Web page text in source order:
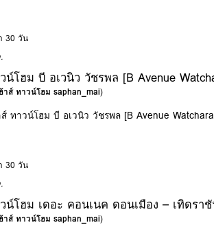
30 วัน
น์โฮม บี อเวนิว วัชรพล [B Avenue
าส์ ทาวน์โฮม saphan_mai)
ทาวน์โฮม บี อเวนิว วัชรพล [B Avenue
30 วัน
โฮม เดอะ คอนเนค ดอนเมือง – เทิดราชั
าส์ ทาวน์โฮม saphan_mai)